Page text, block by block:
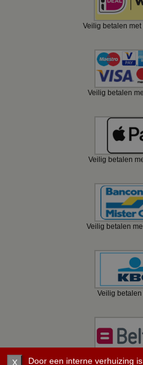
Veilig betalen met
Veilig betalen
Veilig betalen
Veilig betalen
Veilig betalen
Veilig betalen
X Door een interne verhuizing